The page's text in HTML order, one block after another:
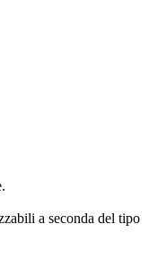
a seconda del tipo